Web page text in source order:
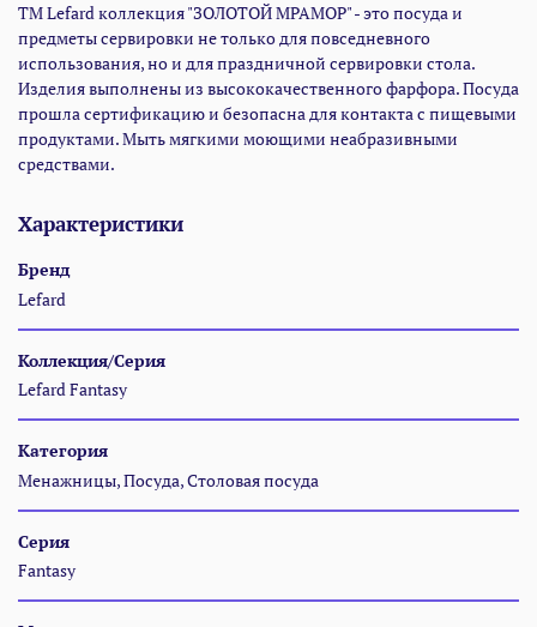
TM Lefard коллекция "ЗОЛОТОЙ МРАМОР" - это посуда и
предметы сервировки не только для повседневного
использования, но и для праздничной сервировки стола.
Изделия выполнены из высококачественного фарфора. Посуда
прошла сертификацию и безопасна для контакта с пищевыми
продуктами. Мыть мягкими моющими неабразивными
средствами.
Характеристики
Бренд
Lefard
Коллекция/Серия
Lefard Fantasy
Категория
Менажницы, Посуда, Столовая посуда
Серия
Fantasy